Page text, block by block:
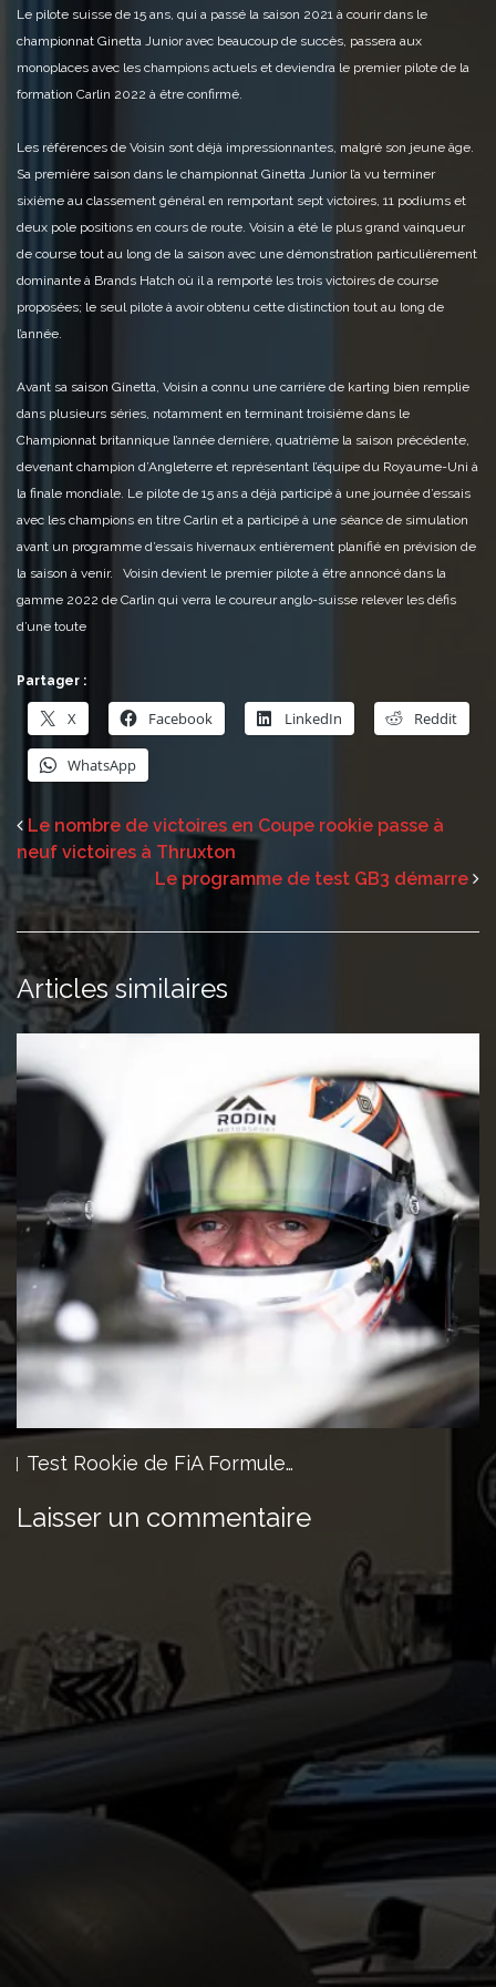
Le pilote suisse de 15 ans, qui a passé la saison 2021 à courir dans le
championnat Ginetta Junior avec beaucoup de succès, passera aux
monoplaces avec les champions actuels et deviendra le premier pilote de la
formation Carlin 2022 à être confirmé.
Les références de Voisin sont déjà impressionnantes, malgré son jeune âge.
Sa première saison dans le championnat Ginetta Junior l’a vu terminer
sixième au classement général en remportant sept victoires, 11 podiums et
deux pole positions en cours de route. Voisin a été le plus grand vainqueur
de course tout au long de la saison avec une démonstration particulièrement
dominante à Brands Hatch où il a remporté les trois victoires de course
proposées; le seul pilote à avoir obtenu cette distinction tout au long de
l’année.
Avant sa saison Ginetta, Voisin a connu une carrière de karting bien remplie
dans plusieurs séries, notamment en terminant troisième dans le
Championnat britannique l’année dernière, quatrième la saison précédente,
devenant champion d’Angleterre et représentant l’équipe du Royaume-Uni à
la finale mondiale. Le pilote de 15 ans a déjà participé à une journée d’essais
avec les champions en titre Carlin et a participé à une séance de simulation
avant un programme d’essais hivernaux entièrement planifié en prévision de
la saison à venir. Voisin devient le premier pilote à être annoncé dans la
gamme 2022 de Carlin qui verra le coureur anglo-suisse relever les défis
d’une toute
Partager :
X Facebook LinkedIn Reddit
WhatsApp
Le nombre de victoires en Coupe rookie passe à
neuf victoires à Thruxton
Le programme de test GB3 démarre
Articles similaires
Test Rookie de FiA Formule…
Laisser un commentaire